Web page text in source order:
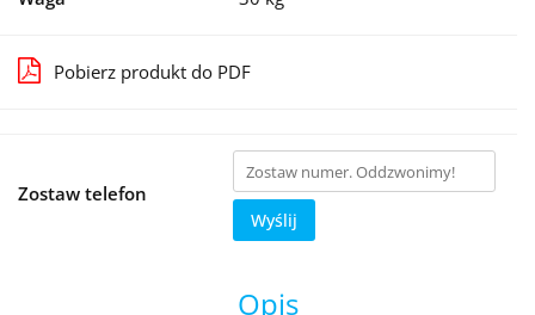
Pobierz produkt do PDF
Zostaw telefon
Wyślij
Opis